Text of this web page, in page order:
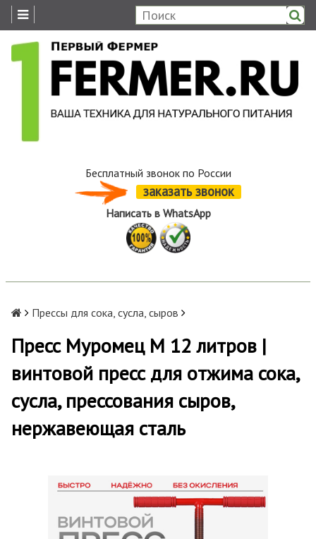
Бесплатный звонок по России
заказать звонок
Написать в WhatsApp
Прессы для сока, сусла, сыров
Пресс Муромец М 12 литров |
винтовой пресс для отжима сока,
сусла, прессования сыров,
нержавеющая сталь